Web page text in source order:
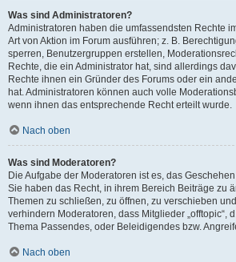
Was sind Administratoren?
Administratoren haben die umfassendsten Rechte
Art von Aktion im Forum ausführen; z. B.
sperren, Benutzergruppen erstellen,
Rechte, die ein Administrator hat, sind allerdings
Rechte ihnen ein Gründer des Forums oder ein
hat. Administratoren können auch volle
wenn ihnen das entsprechende Recht erteilt wurde.
Nach oben
Was sind Moderatoren?
Die Aufgabe der Moderatoren ist es, das
Sie haben das Recht, in ihrem Bereich Beiträge zu
Themen zu schließen, zu öffnen, zu verschieben
verhindern Moderatoren, dass Mitglieder „offtopic“,
Thema Passendes, oder Beleidigendes bzw.
Nach oben